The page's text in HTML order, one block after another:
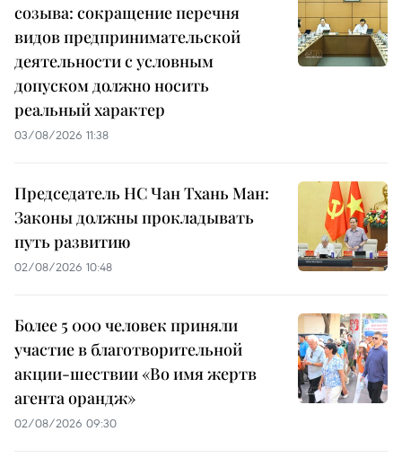
созыва: сокращение перечня
видов предпринимательской
деятельности с условным
допуском должно носить
реальный характер
03/08/2026 11:38
Председатель НС Чан Тхань Ман:
Законы должны прокладывать
путь развитию
02/08/2026 10:48
Более 5 000 человек приняли
участие в благотворительной
акции-шествии «Во имя жертв
агента орандж»
02/08/2026 09:30